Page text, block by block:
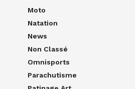
Moto
Natation
News
Non Classé
Omnisports
Parachutisme